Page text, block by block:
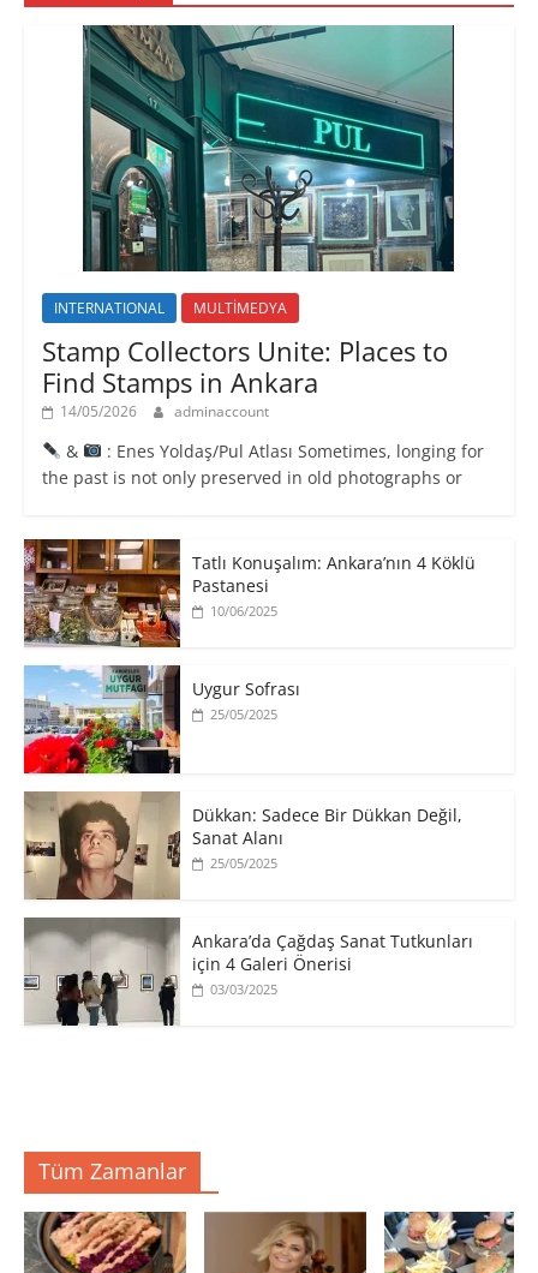
INTERNATIONAL MULTİMEDYA
Stamp Collectors Unite: Places to
Find Stamps in Ankara
14/05/2026 adminaccount
&
: Enes Yoldaş/Pul Atlası Sometimes, longing for
the past is not only preserved in old photographs or
Tatlı Konuşalım: Ankara’nın 4 Köklü
Pastanesi
10/06/2025
Uygur Sofrası
25/05/2025
​Dükkan: Sadece Bir Dükkan Değil,
Sanat Alanı
25/05/2025
Ankara’da Çağdaş Sanat Tutkunları
için 4 Galeri Önerisi
03/03/2025
Tüm Zamanlar